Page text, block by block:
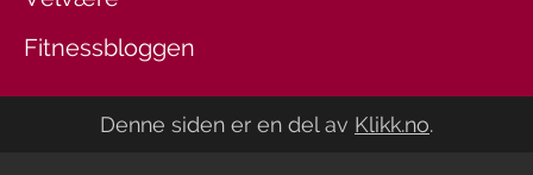
Fitnessbloggen
Denne siden er en del av Klikk.no.